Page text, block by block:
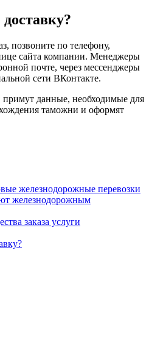
позвоните по телефону,
сайта компании. Менеджеры
почте, через мессенджеры
сети ВКонтакте.
примут данные, необходимые для
таможни и оформят
железнодорожные перевозки
железнодорожным
заказа услуги